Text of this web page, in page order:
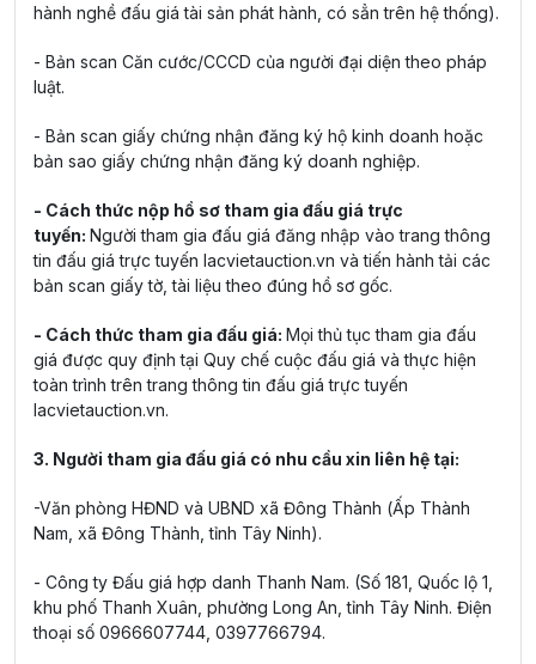
hành nghề đấu giá tài sản phát hành, có sẳn trên hệ thống).
- Bản scan Căn cước/CCCD của người đại diện theo pháp
luật.
- Bản scan giấy chứng nhận đăng ký hộ kinh doanh hoặc
bản sao giấy chứng nhận đăng ký doanh nghiệp.
- Cách thức nộp hồ sơ tham gia đấu giá trực
tuyến: Người tham gia đấu giá đăng nhập vào trang thông
tin đấu giá trực tuyến lacvietauction.vn và tiến hành tải các
bản scan giấy tờ, tài liệu theo đúng hồ sơ gốc.
- Cách thức tham gia đấu giá: Mọi thủ tục tham gia đấu
giá được quy định tại Quy chế cuộc đấu giá và thực hiện
toàn trình trên trang thông tin đấu giá trực tuyến
lacvietauction.vn.
3. Người tham gia đấu giá có nhu cầu xin liên hệ tại:
-Văn phòng HĐND và UBND xã Đông Thành (Ấp Thành
Nam, xã Đông Thành, tỉnh Tây Ninh).
- Công ty Đấu giá hợp danh Thanh Nam. (Số 181, Quốc lộ 1,
khu phố Thanh Xuân, phường Long An, tỉnh Tây Ninh. Điện
thoại số 0966607744, 0397766794.